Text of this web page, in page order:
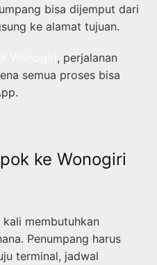
bisa dijemput dari
ke alamat tujuan.
, perjalanan
semua proses bisa
ke Wonogiri
membutuhkan
Penumpang harus
terminal, jadwal